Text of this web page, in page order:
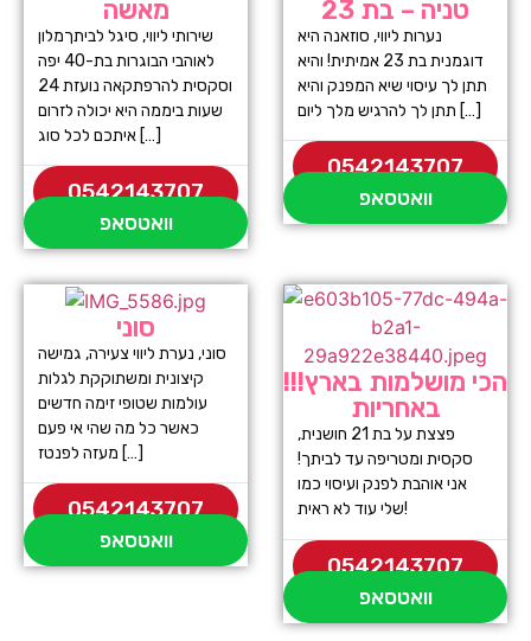
מאשה
שירותי ליווי, סיגל לביתךמלון
לאוהבי הבוגרות בת-40 יפה
וסקסית להרפתקאה נועזת 24
שעות ביממה היא יכולה לזרום
איתכם לכל סוג […]
0542143707
וואטסאפ
טניה – בת 23
נערות ליווי, סוזאנה היא
דוגמנית בת 23 אמיתית! והיא
תתן לך עיסוי שיא המפנק והיא
תתן לך להרגיש מלך ליום […]
0542143707
וואטסאפ
סוני
סוני, נערת ליווי צעירה, גמישה
קיצונית ומשתוקקת לגלות
עולמות שטופי זימה חדשים
כאשר כל מה שהי אי פעם
מעזה לפנטז […]
0542143707
וואטסאפ
הכי מושלמות בארץ!!!
באחריות
פצצת על בת 21 חושנית,
סקסית ומטריפה עד לביתך!
אני אוהבת לפנק ועיסוי כמו
שלי עוד לא ראית!
0542143707
וואטסאפ